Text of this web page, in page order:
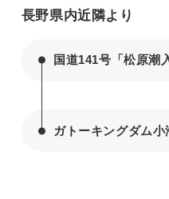
長野県内近隣より
国道141号「松原潮
ガトーキングダム小